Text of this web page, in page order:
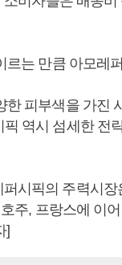
는 만큼 아모레
한 피부색을 가진
역시 섬세한 전
시픽의 주력시
주, 프랑스에 이
]